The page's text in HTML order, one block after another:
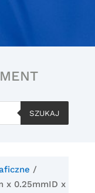
SZUKAJ
/
x 0.25mmID x